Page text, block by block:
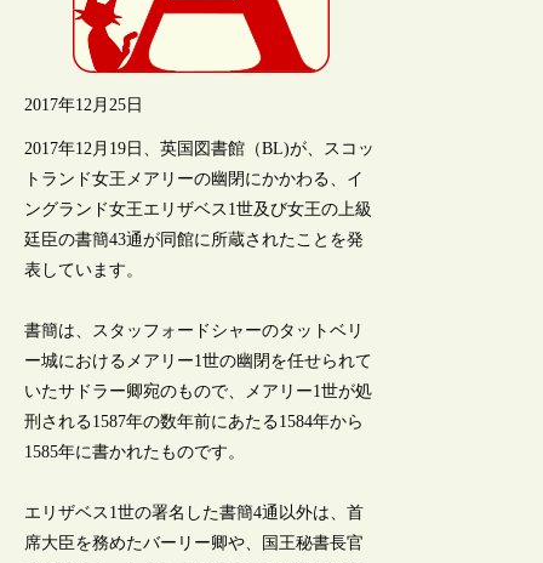
2017年12月25日
2017年12月19日、英国図書館（BL)が、スコッ
トランド女王メアリーの幽閉にかかわる、イ
ングランド女王エリザベス1世及び女王の上級
廷臣の書簡43通が同館に所蔵されたことを発
表しています。
書簡は、スタッフォードシャーのタットベリ
ー城におけるメアリー1世の幽閉を任せられて
いたサドラー卿宛のもので、メアリー1世が処
刑される1587年の数年前にあたる1584年から
1585年に書かれたものです。
エリザベス1世の署名した書簡4通以外は、首
席大臣を務めたバーリー卿や、国王秘書長官